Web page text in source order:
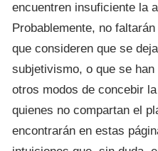
encuentren insuficiente la
Probablemente, no
que consideren que se
subjetivismo, o que se
otros modos de concebir
quienes no compartan el
encontrarán en estas